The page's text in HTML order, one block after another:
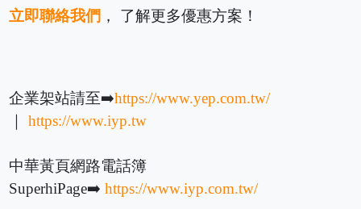
立即聯絡我們 ， 了解更多優惠方案！
企業架站請至➡️https://www.yep.com.tw/
｜https://www.iyp.tw
中華黃頁網路電話簿
SuperhiPage➡️https://www.iyp.com.tw/